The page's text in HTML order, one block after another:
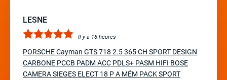
LESNE
Il y a 16 heures
PORSCHE Cayman GTS 718 2.5 365 CH SPORT DESIGN
CARBONE PCCB PADM ACC PDLS+ PASM HIFI BOSE
CAMERA SIEGES ELECT 18 P A MÉM PACK SPORT